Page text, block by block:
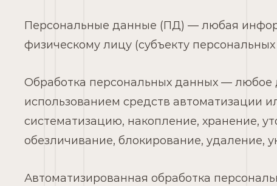
Персональные данные (ПД) — любая
физическому лицу (субъекту
Обработка персональных данных — любое
использованием средств автоматизации
систематизацию, накопление, хранение,
обезличивание, блокирование, удаление,
Автоматизированная обработка